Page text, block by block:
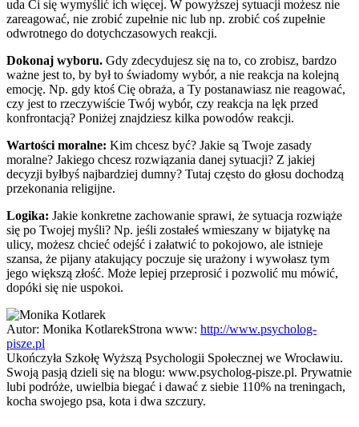
uda Ci się wymyślić ich więcej. W powyższej sytuacji możesz nie
zareagować, nie zrobić zupełnie nic lub np. zrobić coś zupełnie
odwrotnego do dotychczasowych reakcji.
Dokonaj wyboru. Gdy zdecydujesz się na to, co zrobisz, bardzo
ważne jest to, by był to świadomy wybór, a nie reakcja na kolejną
emocję. Np. gdy ktoś Cię obraża, a Ty postanawiasz nie reagować,
czy jest to rzeczywiście Twój wybór, czy reakcja na lęk przed
konfrontacją? Poniżej znajdziesz kilka powodów reakcji.
Wartości moralne: Kim chcesz być? Jakie są Twoje zasady
moralne? Jakiego chcesz rozwiązania danej sytuacji? Z jakiej
decyzji byłbyś najbardziej dumny? Tutaj często do głosu dochodzą
przekonania religijne.
Logika: Jakie konkretne zachowanie sprawi, że sytuacja rozwiąże
się po Twojej myśli? Np. jeśli zostałeś wmieszany w bijatykę na
ulicy, możesz chcieć odejść i załatwić to pokojowo, ale istnieje
szansa, że pijany atakujący poczuje się urażony i wywołasz tym
jego większą złość. Może lepiej przeprosić i pozwolić mu mówić,
dopóki się nie uspokoi.
Autor: Monika KotlarekStrona www: http://www.psycholog-
pisze.pl
Ukończyła Szkołę Wyższą Psychologii Społecznej we Wrocławiu.
Swoją pasją dzieli się na blogu: www.psycholog-pisze.pl. Prywatnie
lubi podróże, uwielbia biegać i dawać z siebie 110% na treningach,
kocha swojego psa, kota i dwa szczury.